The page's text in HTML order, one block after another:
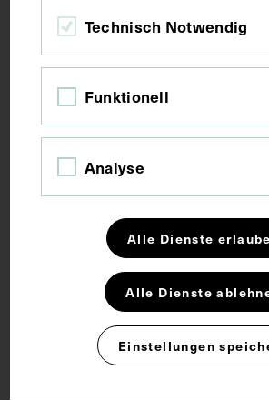
der Nieren (Renes) sowie entlang
(Aorta, Vena cava inferior). Die
überzeichnet dargestellt.
Anatomie
Lymphsystem
Oberbauch
CC BY-NC-SA 4.0
Technisch Notwendig
Funktionell
Analyse
Alle Dienste
Alle Dienste
Einstellungen